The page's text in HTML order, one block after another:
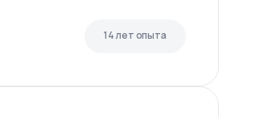
14 лет опыта